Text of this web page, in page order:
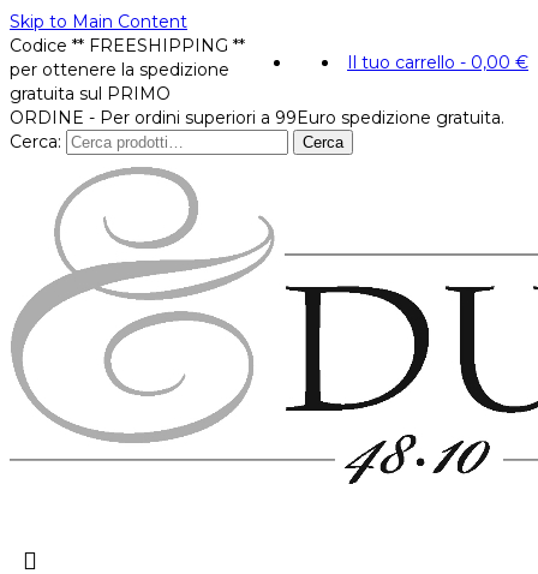
Skip to Main Content
Il tuo carrello - 0,00 €
Codice ** FREESHIPPING **
per ottenere la spedizione
gratuita sul PRIMO
ORDINE - Per ordini superiori a 99Euro spedizione gratuita.
Cerca:
Cerca